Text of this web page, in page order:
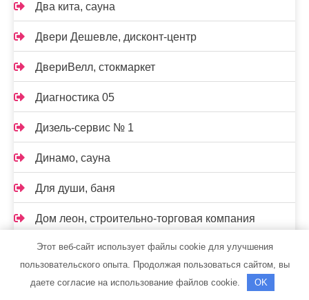
Два кита, сауна
Двери Дешевле, дисконт-центр
ДвериВелл, стокмаркет
Диагностика 05
Дизель-сервис № 1
Динамо, сауна
Для души, баня
Дом леон, строительно-торговая компания
Домашний
Домовёнок
Этот веб-сайт использует файлы cookie для улучшения
пользовательского опыта. Продолжая пользоваться сайтом, вы
даете согласие на использование файлов cookie.
OK